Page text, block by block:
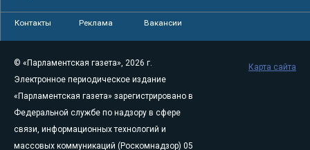
Контакты Реклама Вакансии
© «Парламентская газета», 2026 г.
Электронное периодическое издание
«Парламентская газета» зарегистрировано в
Федеральной службе по надзору в сфере
связи, информационных технологий и
массовых коммуникаций (Роскомнадзор) 05
Карта сайта